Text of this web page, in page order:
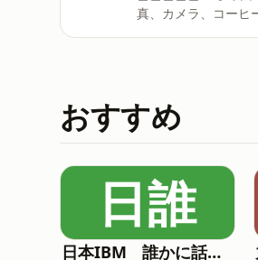
真、カメラ、コーヒー、ドナ
https://www.instagram.com/
作のオーダーは04/25より開始します https://
リエイター #citta手帳
おすすめ
日誰
日本IBM 誰かに話したくなる“〇〇”の話